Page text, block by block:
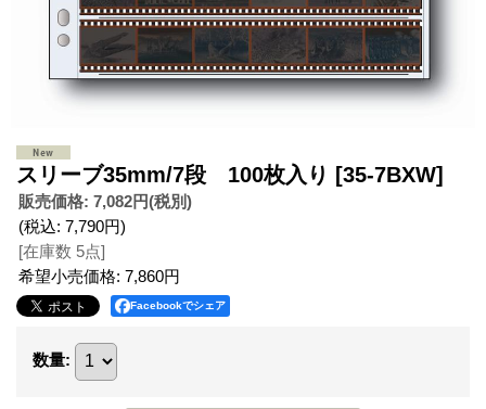
スリーブ35mm/7段 100枚入り [35-7BXW]
販売価格: 7,082円(税別)
(税込: 7,790円)
[在庫数 5点]
希望小売価格: 7,860円
Facebookでシェア
数量: